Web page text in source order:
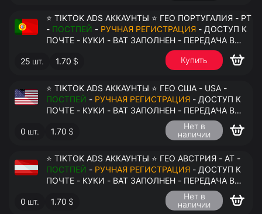
⭐ TIKTOK ADS АККАУНТЫ ⭐ ГЕО ПОРТУГАЛИЯ - PT
- ПОСТПЕЙ - РУЧНАЯ РЕГИСТРАЦИЯ
ПОЧТЕ - КУКИ - ВАТ ЗАПОЛНЕН - ПЕРЕДАЧА В
25 шт. 1.70 $ Купить
⭐ TIKTOK ADS АККАУНТЫ ⭐ ГЕО США - USA -
ПОСТПЕЙ - РУЧНАЯ РЕГИСТРАЦИЯ - ДОСТУП К
ПОЧТЕ - КУКИ - ВАТ ЗАПОЛНЕН - ПЕРЕДАЧА В
0 шт. 1.70 $
Нет в
наличии
⭐ TIKTOK ADS АККАУНТЫ ⭐ ГЕО АВСТРИЯ - AT -
ПОСТПЕЙ - РУЧНАЯ РЕГИСТРАЦИЯ - ДОСТУП К
ПОЧТЕ - КУКИ - ВАТ ЗАПОЛНЕН - ПЕРЕДАЧА В
0 шт. 1.70 $
Нет в
наличии